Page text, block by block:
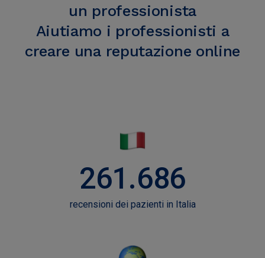
un professionista
Aiutiamo i professionisti a
creare una reputazione online
261.686
recensioni dei pazienti in Italia